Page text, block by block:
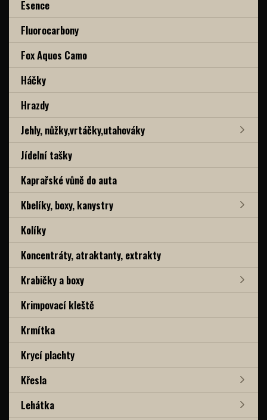
Esence
Fluorocarbony
Fox Aquos Camo
Háčky
Hrazdy
Jehly, nůžky,vrtáčky,utahováky
Jídelní tašky
Kaprařské vůně do auta
Kbelíky, boxy, kanystry
Kolíky
Koncentráty, atraktanty, extrakty
Krabičky a boxy
Krimpovací kleště
Krmítka
Krycí plachty
Křesla
Lehátka